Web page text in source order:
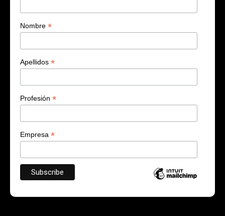
Nombre *
Apellidos *
Profesión *
Empresa *